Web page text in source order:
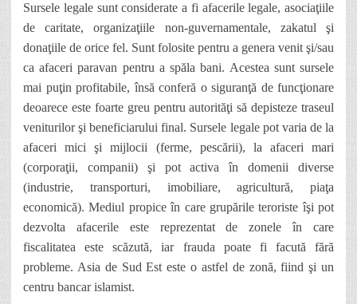
Sursele legale sunt considerate a fi afacerile legale, asociaţiile
de caritate, organizaţiile non-guvernamentale, zakatul şi
donaţiile de orice fel. Sunt folosite pentru a genera venit şi/sau
ca afaceri paravan pentru a spăla bani. Acestea sunt sursele
mai puţin profitabile, însă conferă o siguranţă de funcţionare
deoarece este foarte greu pentru autorităţi să depisteze traseul
veniturilor şi beneficiarului final. Sursele legale pot varia de la
afaceri mici şi mijlocii (ferme, pescării), la afaceri mari
(corporaţii, companii) şi pot activa în domenii diverse
(industrie, transporturi, imobiliare, agricultură, piaţa
economică). Mediul propice în care grupările teroriste îşi pot
dezvolta afacerile este reprezentat de zonele în care
fiscalitatea este scăzută, iar frauda poate fi facută fără
probleme. Asia de Sud Est este o astfel de zonă, fiind şi un
centru bancar islamist.